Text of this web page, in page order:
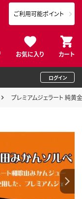
お気に入り カート
ご利用可能ポイント
ログイン
プレミアムジェラート 純黄